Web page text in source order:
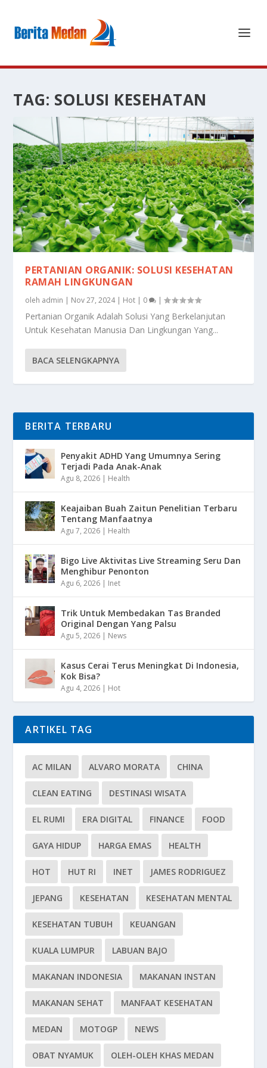
TAG: SOLUSI KESEHATAN
PERTANIAN ORGANIK: SOLUSI KESEHATAN
RAMAH LINGKUNGAN
oleh admin | Nov 27, 2024| Hot | 0 |
Pertanian Organik Adalah Solusi Yang Berkelanjutan
Untuk Kesehatan Manusia Dan Lingkungan Yang...
BACA SELENGKAPNYA
BERITA TERBARU
Penyakit ADHD Yang Umumnya Sering
Terjadi Pada Anak-Anak
Agu 8, 2026 | Health
Keajaiban Buah Zaitun Penelitian Terbaru
Tentang Manfaatnya
Agu 7, 2026 | Health
Bigo Live Aktivitas Live Streaming Seru Dan
Menghibur Penonton
Agu 6, 2026 | Inet
Trik Untuk Membedakan Tas Branded
Original Dengan Yang Palsu
Agu 5, 2026 | News
Kasus Cerai Terus Meningkat Di Indonesia,
Kok Bisa?
Agu 4, 2026 | Hot
ARTIKEL TAG
AC MILAN ALVARO MORATA CHINA
CLEAN EATING DESTINASI WISATA
EL RUMI ERA DIGITAL FINANCE FOOD
GAYA HIDUP HARGA EMAS HEALTH
HOT HUT RI INET JAMES RODRIGUEZ
JEPANG KESEHATAN KESEHATAN MENTAL
KESEHATAN TUBUH KEUANGAN
KUALA LUMPUR LABUAN BAJO
MAKANAN INDONESIA MAKANAN INSTAN
MAKANAN SEHAT MANFAAT KESEHATAN
MEDAN MOTOGP NEWS
OBAT NYAMUK OLEH-OLEH KHAS MEDAN